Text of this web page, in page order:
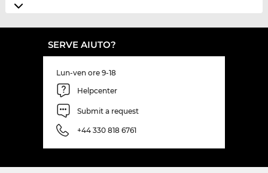
SERVE AIUTO?
Lun-ven ore 9-18
Helpcenter
Submit a request
+44 330 818 6761